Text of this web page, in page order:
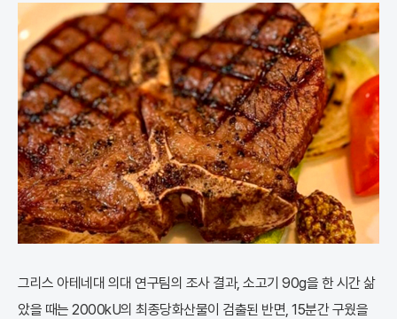
그리스 아테네대 의대 연구팀의 조사 결과, 소고기 90g을 한 시간 삶
았을 때는 2000kU의 최종당화산물이 검출된 반면, 15분간 구웠을